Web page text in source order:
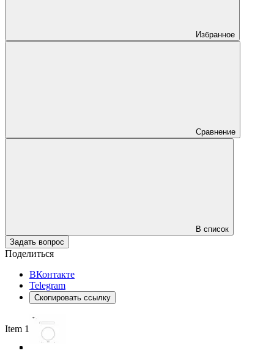
Избранное
Сравнение
В список
Задать вопрос
Поделиться
ВКонтакте
Telegram
Скопировать ссылку
Item 1 of 5